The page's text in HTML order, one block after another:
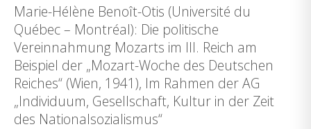
Marie-Hélène Benoît-Otis (Université du
Québec – Montréal): Die politische
Vereinnahmung Mozarts im III. Reich am
Beispiel der „Mozart-Woche des Deutschen
Reiches“ (Wien, 1941), Im Rahmen der AG
„Individuum, Gesellschaft, Kultur in der Zeit
des Nationalsozialismus“